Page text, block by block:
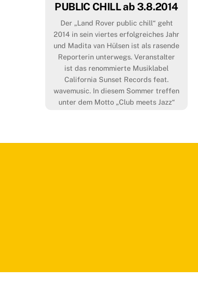
PUBLIC CHILL ab 3.8.2014
Der „Land Rover public chill“ geht
2014 in sein viertes erfolgreiches Jahr
und Madita van Hülsen ist als rasende
Reporterin unterwegs. Veranstalter
ist das renommierte Musiklabel
California Sunset Records feat.
wavemusic. In diesem Sommer treffen
unter dem Motto „Club meets Jazz“